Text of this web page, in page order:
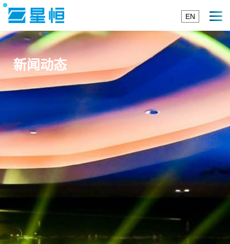
EN
新闻动态